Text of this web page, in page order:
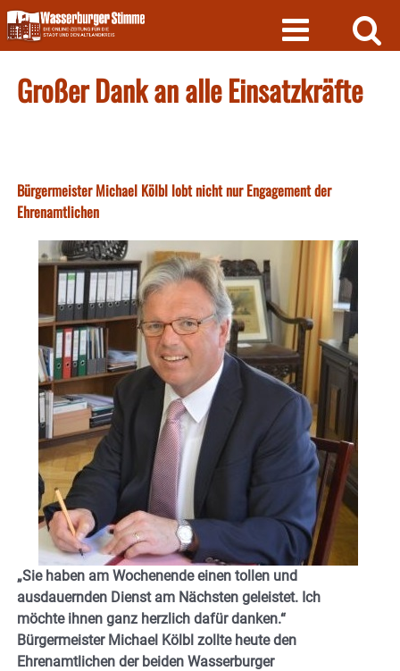
Skip
to
content
Großer Dank an alle Einsatzkräfte
Bürgermeister Michael Kölbl lobt nicht nur Engagement der
Ehrenamtlichen
„Sie haben am Wochenende einen tollen und
ausdauernden Dienst am Nächsten geleistet. Ich
möchte ihnen ganz herzlich dafür danken.“
Bürgermeister Michael Kölbl zollte heute den
Ehrenamtlichen der beiden Wasserburger